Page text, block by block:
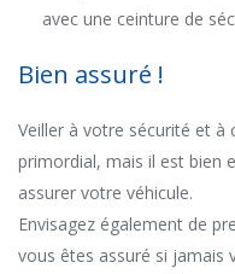
avec une ceinture de
Bien assuré !
Veiller à votre sécurité et à
primordial, mais il est bien
assurer votre véhicule.
Envisagez également de
vous êtes assuré si jamais